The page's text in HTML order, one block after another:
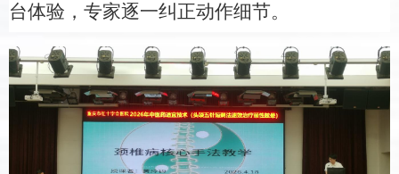
台体验，专家逐一纠正动作细节。